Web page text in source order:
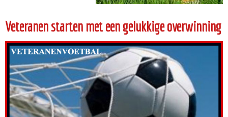
Veteranen starten met een gelukkige overwinning